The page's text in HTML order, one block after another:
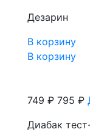
Дезарин
В корзину
В корзину
749 ₽ 795 ₽
Диабак